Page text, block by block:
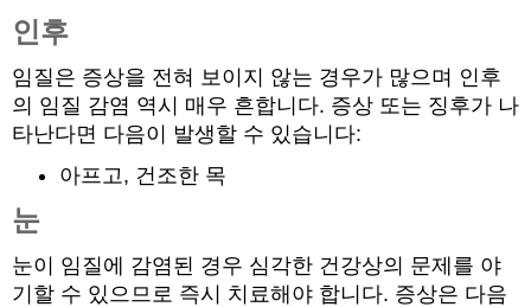
인후
임질은 증상을 전혀 보이지 않는 경우가 많으며 인후
의 임질 감염 역시 매우 흔합니다. 증상 또는 징후가 나
타난다면 다음이 발생할 수 있습니다:
아프고, 건조한 목
눈
눈이 임질에 감염된 경우 심각한 건강상의 문제를 야
기할 수 있으므로 즉시 치료해야 합니다. 증상은 다음